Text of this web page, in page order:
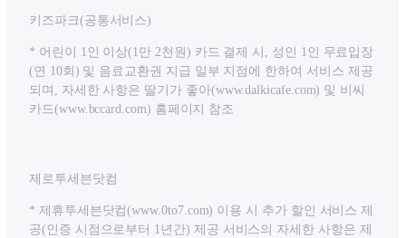
키즈파크(공통서비스)
* 어린이 1인 이상(1만 2천원) 카드 결제 시, 성인 1인 무료입장
(연 10회) 및 음료교환권 지급 일부 지점에 한하여 서비스 제공
되며, 자세한 사항은 딸기가 좋아(www.dalkicafe.com) 및 비씨
카드(www.bccard.com) 홈페이지 참조
제로투세븐닷컴
* 제휴투세븐닷컴(www.0to7.com) 이용 시 추가 할인 서비스 제
공(인증 시점으로부터 1년간) 제공 서비스의 자세한 사항은 제